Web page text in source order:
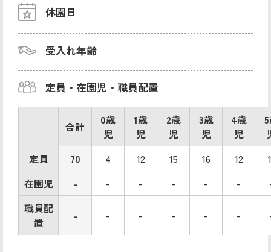
休園日
受入れ年齢
定員・在園児・職員配置
合計
0歳
児
1歳
児
2歳
児
3歳
児
4歳
児
定員
70 4 12 15 16 12
在園児
- - - - - -
職員配
置
- - - - - -